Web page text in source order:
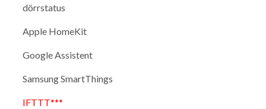
dörrstatus
Apple HomeKit
Google Assistent
Samsung SmartThings
IFTTT***